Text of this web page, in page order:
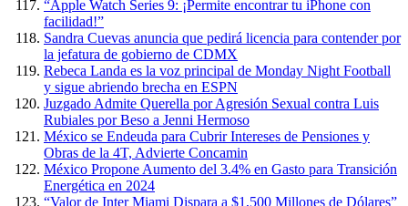
“Apple Watch Series 9: ¡Permite encontrar tu iPhone con
facilidad!”
Sandra Cuevas anuncia que pedirá licencia para contender por
la jefatura de gobierno de CDMX
Rebeca Landa es la voz principal de Monday Night Football
y sigue abriendo brecha en ESPN
Juzgado Admite Querella por Agresión Sexual contra Luis
Rubiales por Beso a Jenni Hermoso
México se Endeuda para Cubrir Intereses de Pensiones y
Obras de la 4T, Advierte Concamin
México Propone Aumento del 3.4% en Gasto para Transición
Energética en 2024
“Valor de Inter Miami Dispara a $1,500 Millones de Dólares”